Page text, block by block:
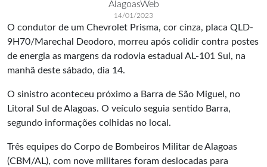
AlagoasWeb
14/01/2023
O condutor de um Chevrolet Prisma, cor cinza, placa QLD-
9H70/Marechal Deodoro, morreu após colidir contra postes
de energia as margens da rodovia estadual AL-101 Sul, na
manhã deste sábado, dia 14.
O sinistro aconteceu próximo a Barra de São Miguel, no
Litoral Sul de Alagoas. O veículo seguia sentido Barra,
segundo informações colhidas no local.
Três equipes do Corpo de Bombeiros Militar de Alagoas
(CBM/AL), com nove militares foram deslocadas para